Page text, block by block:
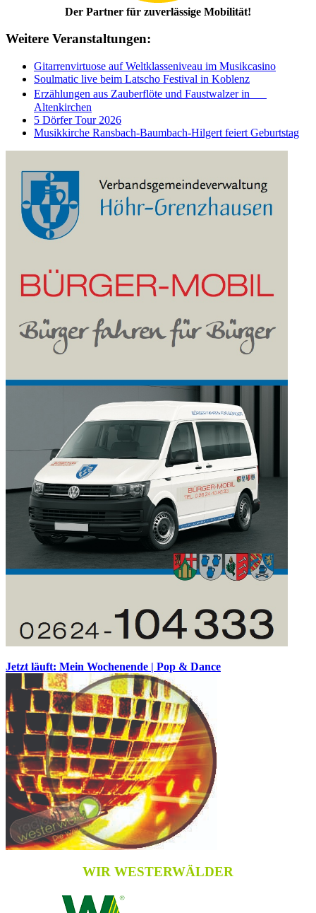
Der Partner für zuverlässige Mobilität!
Weitere Veranstaltungen:
Gitarrenvirtuose auf Weltklasseniveau im Musikcasino
Soulmatic live beim Latscho Festival in Koblenz
Erzählungen aus Zauberflöte und Faustwalzer in
Altenkirchen
5 Dörfer Tour 2026
Musikkirche Ransbach-Baumbach-Hilgert feiert Geburtstag
Jetzt läuft: Mein Wochenende | Pop & Dance
WIR WESTERWÄLDER